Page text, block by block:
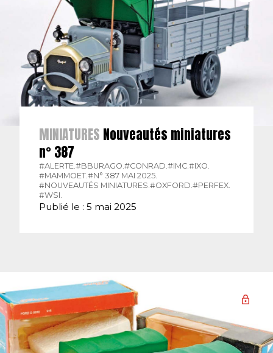
MINIATURES Nouveautés miniatures
n° 387
#ALERTE.#BBURAGO.#CONRAD.#IMC.#IXO.
#MAMMOET.#N° 387 MAI 2025.
#NOUVEAUTÉS MINIATURES.#OXFORD.#PERFEX.
#WSI.
Publié le : 5 mai 2025